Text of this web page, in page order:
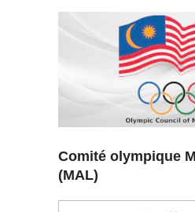
Comité olympique
(MAL)